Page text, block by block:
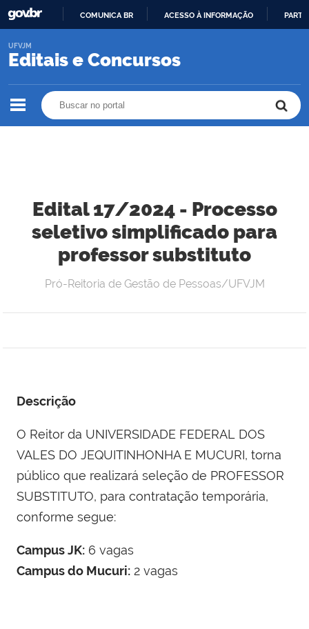
O
COMUNICA BR ACESSO À INFORMAÇÃO
Editais e Concursos
UFVJM
Edital 17/2024 - Processo
seletivo simplificado para
professor substituto
Pró-Reitoria de Gestão de Pessoas/UFVJM
Descrição
O Reitor da UNIVERSIDADE FEDERAL DOS
VALES DO JEQUITINHONHA E MUCURI, torna
público que realizará seleção de PROFESSOR
SUBSTITUTO, para contratação temporária,
conforme segue:
Campus JK: 6 vagas
Campus do Mucuri: 2 vagas